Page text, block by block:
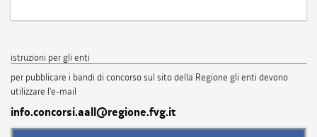
istruzioni per gli enti
per pubblicare i bandi di concorso sul sito della Regione gli enti devono
utilizzare l'e-mail
info.concorsi.aall@regione.fvg.it